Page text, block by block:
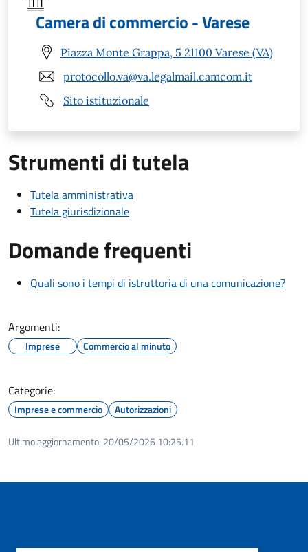
Camera di commercio - Varese
Piazza Monte Grappa, 5 21100 Varese (VA)
protocollo.va@va.legalmail.camcom.it
Sito istituzionale
Strumenti di tutela
Tutela amministrativa
Tutela giurisdizionale
Domande frequenti
Quali sono i tempi di istruttoria di una comunicazione?
Argomenti:
Imprese Commercio al minuto
Categorie:
Imprese e commercio Autorizzazioni
Ultimo aggiornamento: 20/05/2026 10:25.11